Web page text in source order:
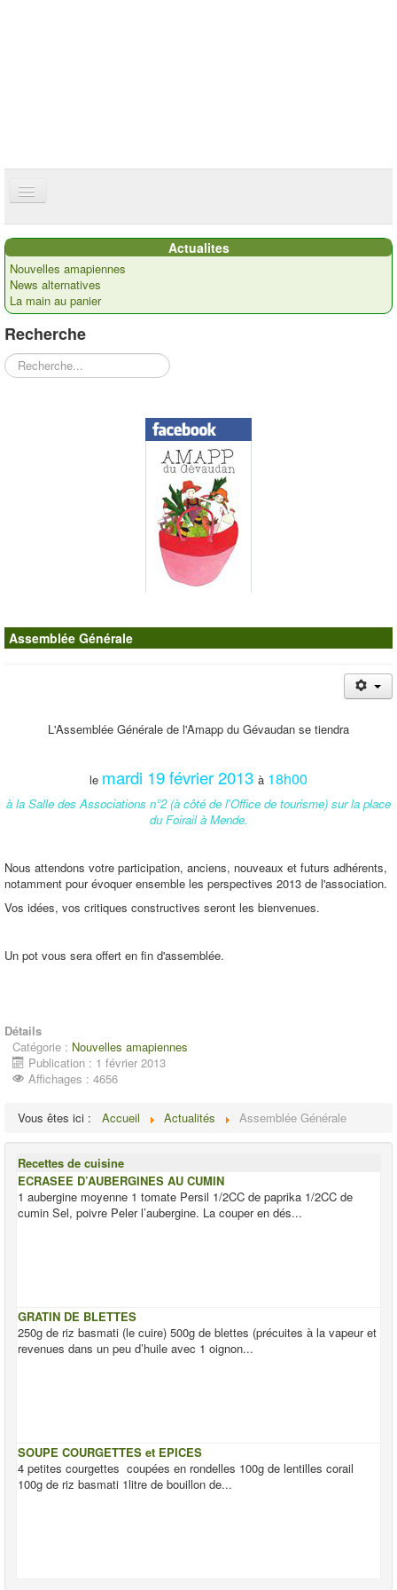
Accueil
Présentation
Actualités
Nos paysans
Commandes
Actualites
Nouvelles amapiennes
News alternatives
La main au panier
Recherche
Rechercher
Assemblée Générale
L'Assemblée Générale de l'Amapp du Gévaudan se tiendra
le mardi 19 février 2013 à 18h00
à la Salle des Associations n°2 (à côté de l'Office de tourisme) sur la place
du Foirail à Mende.
Nous attendons votre participation, anciens, nouveaux et futurs adhérents,
notamment pour évoquer ensemble les perspectives 2013 de l'association.
Vos idées, vos critiques constructives seront les bienvenues.
Un pot vous sera offert en fin d'assemblée.
Détails
Catégorie : Nouvelles amapiennes
Publication : 1 février 2013
Affichages : 4656
Vous êtes ici : Accueil Actualités Assemblée Générale
Recettes de cuisine
ECRASEE D’AUBERGINES AU CUMIN
1 aubergine moyenne 1 tomate Persil 1/2CC de paprika 1/2CC de
cumin Sel, poivre Peler l’aubergine. La couper en dés...
GRATIN DE BLETTES
250g de riz basmati (le cuire) 500g de blettes (précuites à la vapeur et
revenues dans un peu d’huile avec 1 oignon...
SOUPE COURGETTES et EPICES
4 petites courgettes coupées en rondelles 100g de lentilles corail
100g de riz basmati 1litre de bouillon de...